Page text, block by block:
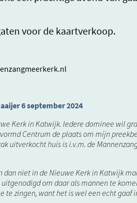
voor de kaartverkoop.
6 september 2024
Kerk in Katwijk. Iedere dominee wil
Centrum de plaats om mijn
huis is i.v.m. de
dan niet in de Nieuwe Kerk in Katwijk
om daar als mannen te
te zingen, want het is wel een echt gaaf